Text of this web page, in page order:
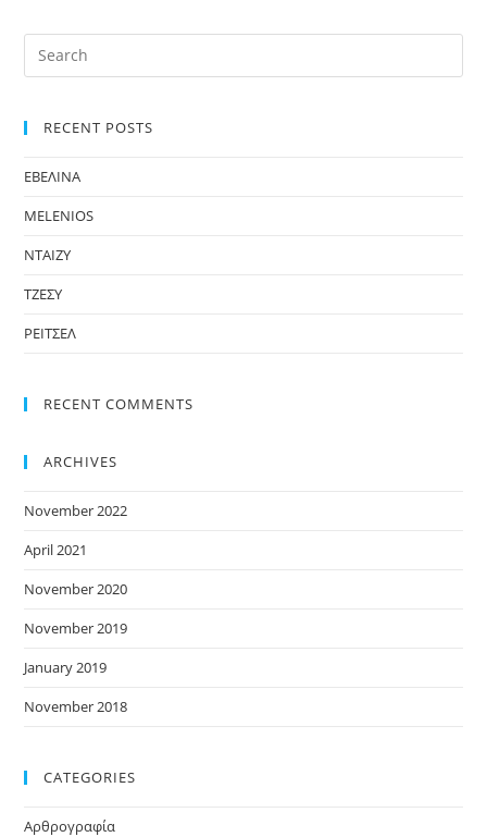
RECENT POSTS
ΕΒΕΛΙΝΑ
MELENIOS
ΝΤΑΙΖΥ
ΤΖΕΣΥ
ΡΕΙΤΣΕΛ
RECENT COMMENTS
ARCHIVES
November 2022
April 2021
November 2020
November 2019
January 2019
November 2018
CATEGORIES
Αρθρογραφία